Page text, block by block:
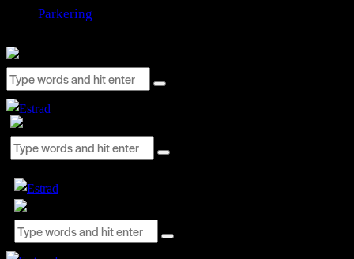
Parkering